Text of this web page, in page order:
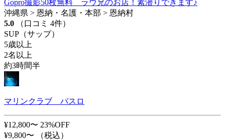
Gopro撮影50枚無料 ラウ兄のお店！素潜りできます♪
沖縄県 > 恩納・名護・本部 > 恩納村
5.0
（口コミ 4件）
SUP（サップ）
5歳以上
2名以上
約3時間半
マリンクラブ バスロ
¥12,800〜 23%OFF
¥9,800〜
（税込）